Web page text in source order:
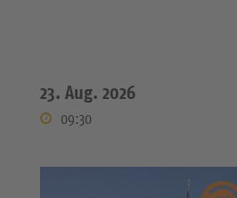
23. Aug. 2026
09:30